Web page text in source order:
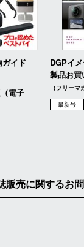
イド
電子
DGPイ
製品お買
（フリーマ
最新号
販売に関するお